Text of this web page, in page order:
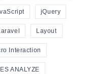
jQuery
Layout
Interaction
ANALYZE